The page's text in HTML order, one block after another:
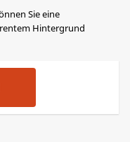
Sie eine
Hintergrund